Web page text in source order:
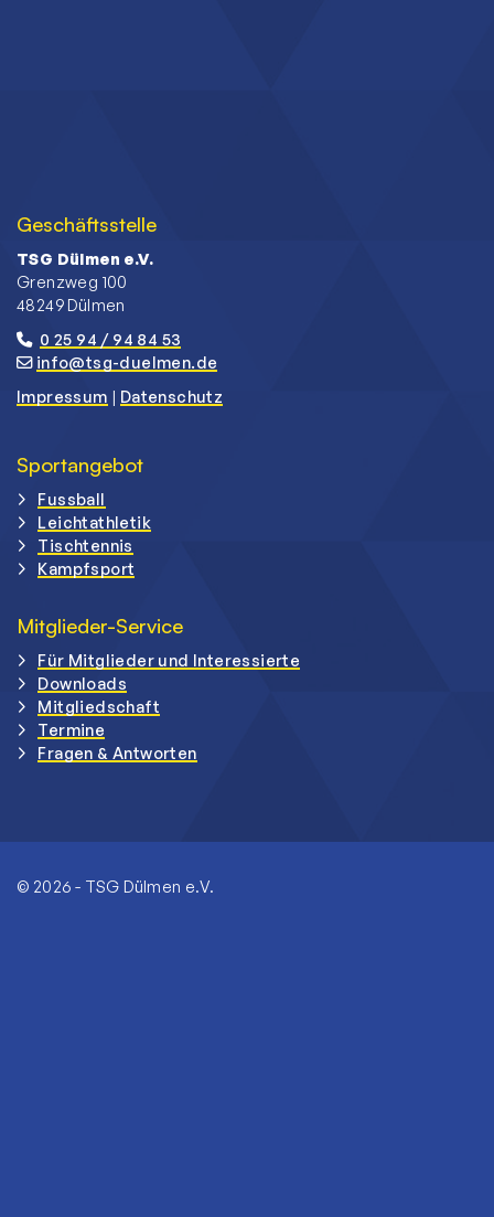
Geschäftsstelle
TSG Dülmen e.V.
Grenzweg 100
48249 Dülmen
0 25 94 / 94 84 53
info@tsg-duelmen.de
Impressum | Datenschutz
Sportangebot
Fussball
Leichtathletik
Tischtennis
Kampfsport
Mitglieder-Service
Für Mitglieder und Interessierte
Downloads
Mitgliedschaft
Termine
Fragen & Antworten
© 2026 - TSG Dülmen e.V.